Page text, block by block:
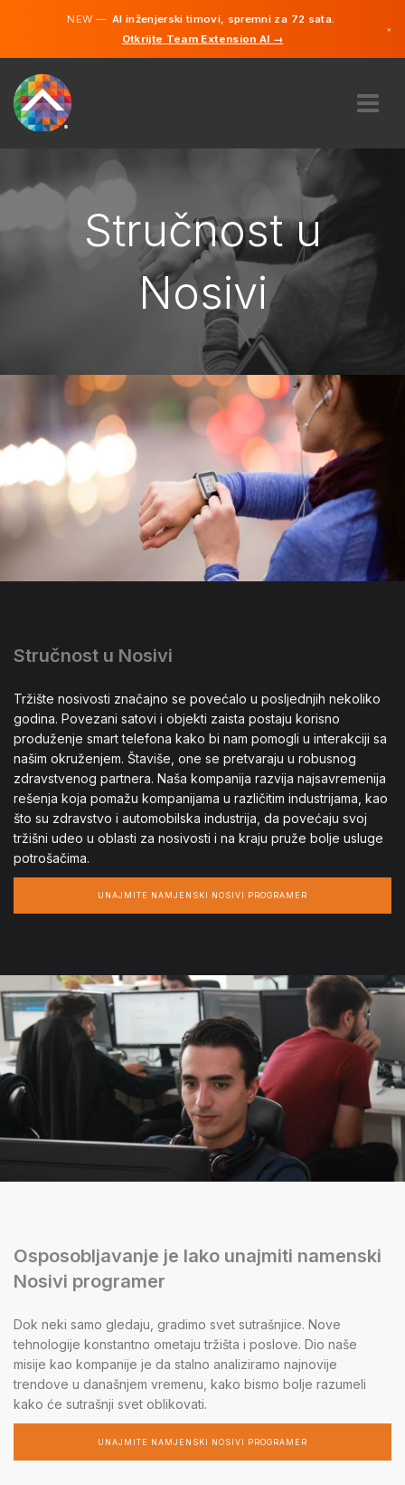
NEW —AI inženjerski timovi, spremni za 72 sata.
Otkrijte Team Extension AI →
×
STRUČNOST
BOSNA I HERCEGOVINA
POČNITE
Stručnost u
Nosivi
Stručnost u Nosivi
Tržište nosivosti značajno se povećalo u posljednjih nekoliko
godina. Povezani satovi i objekti zaista postaju korisno
produženje smart telefona kako bi nam pomogli u interakciji sa
našim okruženjem. Štaviše, one se pretvaraju u robusnog
zdravstvenog partnera. Naša kompanija razvija najsavremenija
rešenja koja pomažu kompanijama u različitim industrijama, kao
što su zdravstvo i automobilska industrija, da povećaju svoj
tržišni udeo u oblasti za nosivosti i na kraju pruže bolje usluge
potrošačima.
UNAJMITE NAMJENSKI NOSIVI PROGRAMER
Osposobljavanje je lako unajmiti namenski
Nosivi programer
Dok neki samo gledaju, gradimo svet sutrašnjice. Nove
tehnologije konstantno ometaju tržišta i poslove. Dio naše
misije kao kompanije je da stalno analiziramo najnovije
trendove u današnjem vremenu, kako bismo bolje razumeli
kako će sutrašnji svet oblikovati.
UNAJMITE NAMJENSKI NOSIVI PROGRAMER